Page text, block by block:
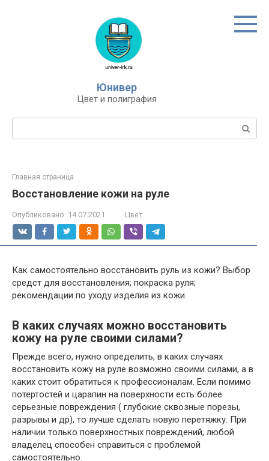
Юнивер
Цвет и полиграфия
Главная страница
Восстановление кожи на руле
Опубликовано: 14.07.2021 Цвет
Как самостоятельно восстановить руль из кожи? Выбор
средст для восстановления; покраска руля;
рекомендации по уходу изделия из кожи.
В каких случаях можно восстановить
кожу на руле своими силами?
Прежде всего, нужно определить, в каких случаях
восстановить кожу на руле возможно своими силами, а в
каких стоит обратиться к профессионалам. Если помимо
потертостей и царапин на поверхности есть более
серьезные повреждения ( глубокие сквозные порезы,
разрывы и др), то лучше сделать новую перетяжку. При
наличии только поверхностных повреждений, любой
владелец способен справиться с проблемой
самостоятельно.